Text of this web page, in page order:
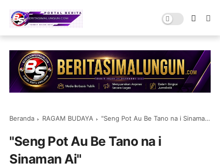
Beranda RAGAM BUDAYA "Seng Pot Au Be Tano na i Sinaman Ai"
"Seng Pot Au Be Tano na i
Sinaman Ai"